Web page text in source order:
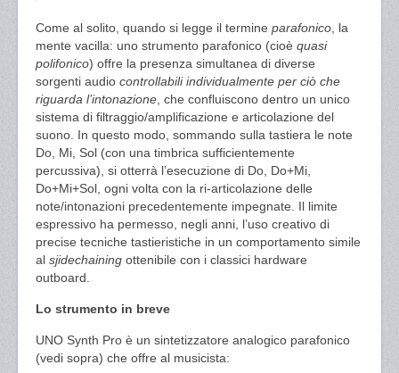
Come al solito, quando si legge il termine parafonico , la
mente vacilla: uno strumento parafonico (cioè quasi
polifonico) offre la presenza simultanea di diverse
sorgenti audio controllabili individualmente per ciò che
riguarda l’intonazione , che confluiscono dentro un unico
sistema di filtraggio/amplificazione e articolazione del
suono. In questo modo, sommando sulla tastiera le note
Do, Mi, Sol (con una timbrica sufficientemente
percussiva), si otterrà l’esecuzione di Do, Do+Mi,
Do+Mi+Sol, ogni volta con la ri-articolazione delle
note/intonazioni precedentemente impegnate. Il limite
espressivo ha permesso, negli anni, l’uso creativo di
precise tecniche tastieristiche in un comportamento simile
al sjidechaining ottenibile con i classici hardware
outboard.
Lo strumento in breve
UNO Synth Pro è un sintetizzatore analogico parafonico
(vedi sopra) che offre al musicista: